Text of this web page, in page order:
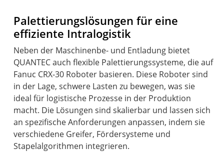
Palettierungslösungen für eine
effiziente Intralogistik
Neben der Maschinenbe- und Entladung bietet
QUANTEC auch flexible Palettierungssysteme, die auf
Fanuc CRX-30 Roboter basieren. Diese Roboter sind
in der Lage, schwere Lasten zu bewegen, was sie
ideal für logistische Prozesse in der Produktion
macht. Die Lösungen sind skalierbar und lassen sich
an spezifische Anforderungen anpassen, indem sie
verschiedene Greifer, Fördersysteme und
Stapelalgorithmen integrieren.